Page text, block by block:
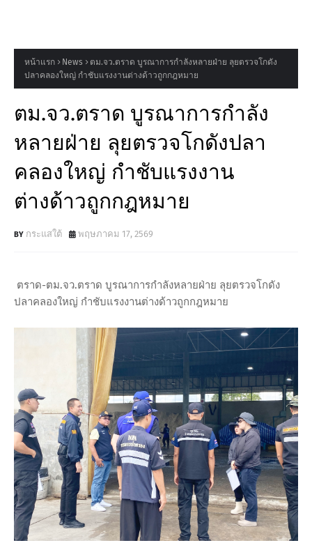
หน้าแรก News
ตม.จว.ตราด บูรณาการกำลังหลายฝ่าย ลุยตรวจโกดัง
ปลาคลองใหญ่ กำชับแรงงานต่างด้าวถูกกฎหมาย
ตม.จว.ตราด บูรณาการกำลัง
หลายฝ่าย ลุยตรวจโกดังปลา
คลองใหญ่ กำชับแรงงาน
ต่างด้าวถูกกฎหมาย
กระแสใต้ พฤษภาคม 17, 2569
ตราด-ตม.จว.ตราด บูรณาการกำลังหลายฝ่าย ลุยตรวจโกดัง
ปลาคลองใหญ่ กำชับแรงงานต่างด้าวถูกกฎหมาย